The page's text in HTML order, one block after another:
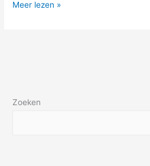
Meer lezen »
Zoeken